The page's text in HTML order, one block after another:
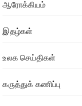
ஆரோக்கியம்
இதழ்கள்
உலக செய்திகள்
கருத்துக் கணிப்பு